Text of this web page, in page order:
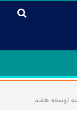
توسعه هفتم